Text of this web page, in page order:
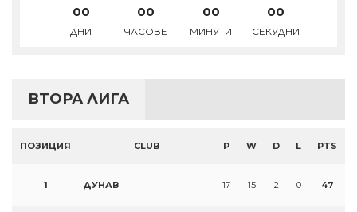
00
ДНИ
00
ЧАСОВЕ
00
МИНУТИ
00
СЕКУДНИ
ВТОРА ЛИГА
ПОЗИЦИЯ CLUB P W D L PTS
1 ДУНАВ 17 15 2 0 47